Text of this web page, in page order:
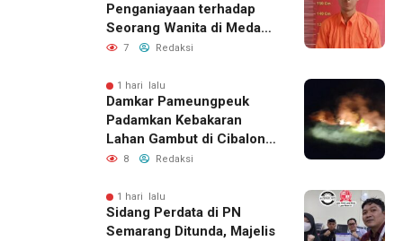
Penganiayaan terhadap
Seorang Wanita di Medan
Ditangkap Polisi
7 Redaksi
1 hari lalu
Damkar Pameungpeuk
Padamkan Kebakaran
Lahan Gambut di Cibalong,
Permukiman Warga
8 Redaksi
1 hari lalu
Sidang Perdata di PN
Semarang Ditunda, Majelis